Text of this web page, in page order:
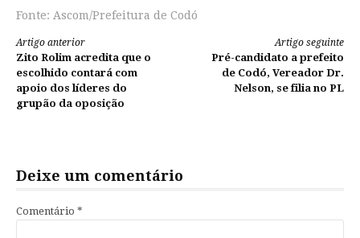
Fonte: Ascom/Prefeitura de Codó
Continue
lendo
Artigo anterior
Zito Rolim acredita que o
escolhido contará com
apoio dos líderes do
grupão da oposição
Artigo seguinte
Pré-candidato a prefeito
de Codó, Vereador Dr.
Nelson, se filia no PL
Deixe um comentário
Comentário *